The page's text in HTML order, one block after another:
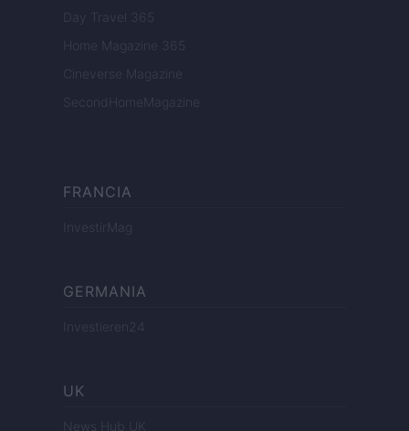
Day Travel 365
Home Magazine 365
Cineverse Magazine
SecondHomeMagazine
FRANCIA
InvestirMag
GERMANIA
Investieren24
UK
News Hub UK